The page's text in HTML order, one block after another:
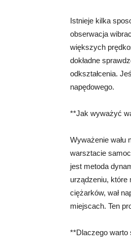
Istnieje kilka
obserwacja
większych
dokładne
odkształcenia.
napędowego.
**Jak wyważyć
Wyważenie wału
warsztacie
jest metoda
urządzeniu, które
ciężarków, wał
miejscach. Ten
**Dlaczego warto